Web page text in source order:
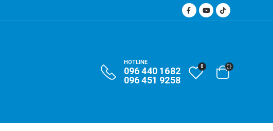
HOTLINE
096 440 1682
096 451 9258
0